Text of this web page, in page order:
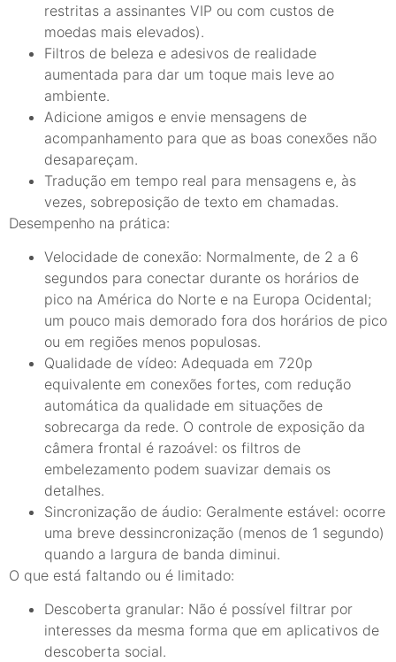
restritas a assinantes VIP ou com custos de
moedas mais elevados).
Filtros de beleza e adesivos de realidade
aumentada para dar um toque mais leve ao
ambiente.
Adicione amigos e envie mensagens de
acompanhamento para que as boas conexões não
desapareçam.
Tradução em tempo real para mensagens e, às
vezes, sobreposição de texto em chamadas.
Desempenho na prática:
Velocidade de conexão: Normalmente, de 2 a 6
segundos para conectar durante os horários de
pico na América do Norte e na Europa Ocidental;
um pouco mais demorado fora dos horários de pico
ou em regiões menos populosas.
Qualidade de vídeo: Adequada em 720p
equivalente em conexões fortes, com redução
automática da qualidade em situações de
sobrecarga da rede. O controle de exposição da
câmera frontal é razoável: os filtros de
embelezamento podem suavizar demais os
detalhes.
Sincronização de áudio: Geralmente estável: ocorre
uma breve dessincronização (menos de 1 segundo)
quando a largura de banda diminui.
O que está faltando ou é limitado:
Descoberta granular: Não é possível filtrar por
interesses da mesma forma que em aplicativos de
descoberta social.